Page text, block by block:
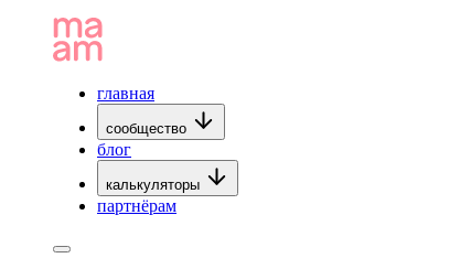
главная
сообщество
блог
калькуляторы
партнёрам